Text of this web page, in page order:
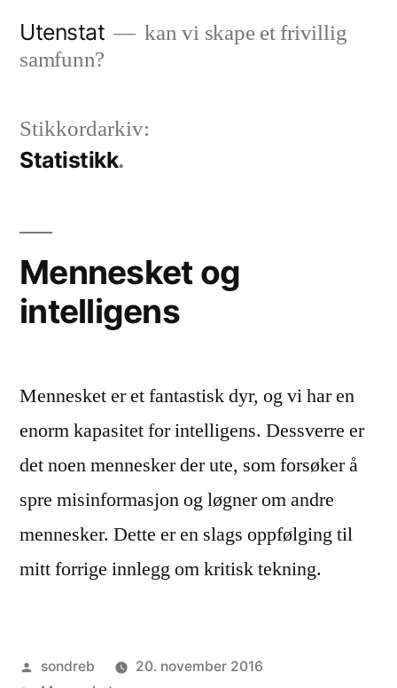
Utenstat
kan vi skape et frivillig
samfunn?
Stikkordarkiv:
Statistikk
Mennesket og
intelligens
Mennesket er et fantastisk dyr, og vi har en
enorm kapasitet for intelligens. Dessverre er
det noen mennesker der ute, som forsøker å
spre misinformasjon og løgner om andre
mennesker. Dette er en slags oppfølging til
mitt forrige innlegg om kritisk tekning.
Publisert
sondreb
20. november 2016